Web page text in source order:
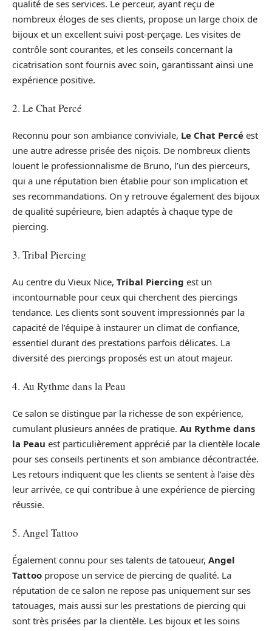
qualité de ses services. Le perceur, ayant reçu de
nombreux éloges de ses clients, propose un large choix de
bijoux et un excellent suivi post-perçage. Les visites de
contrôle sont courantes, et les conseils concernant la
cicatrisation sont fournis avec soin, garantissant ainsi une
expérience positive.
2. Le Chat Percé
Reconnu pour son ambiance conviviale, Le Chat Percé est
une autre adresse prisée des niçois. De nombreux clients
louent le professionnalisme de Bruno, l’un des pierceurs,
qui a une réputation bien établie pour son implication et
ses recommandations. On y retrouve également des bijoux
de qualité supérieure, bien adaptés à chaque type de
piercing.
3. Tribal Piercing
Au centre du Vieux Nice, Tribal Piercing est un
incontournable pour ceux qui cherchent des piercings
tendance. Les clients sont souvent impressionnés par la
capacité de l’équipe à instaurer un climat de confiance,
essentiel durant des prestations parfois délicates. La
diversité des piercings proposés est un atout majeur.
4. Au Rythme dans la Peau
Ce salon se distingue par la richesse de son expérience,
cumulant plusieurs années de pratique. Au Rythme dans
la Peau est particulièrement apprécié par la clientèle locale
pour ses conseils pertinents et son ambiance décontractée.
Les retours indiquent que les clients se sentent à l’aise dès
leur arrivée, ce qui contribue à une expérience de piercing
réussie.
5. Angel Tattoo
Également connu pour ses talents de tatoueur, Angel
Tattoo propose un service de piercing de qualité. La
réputation de ce salon ne repose pas uniquement sur ses
tatouages, mais aussi sur les prestations de piercing qui
sont très prisées par la clientèle. Les bijoux et les soins